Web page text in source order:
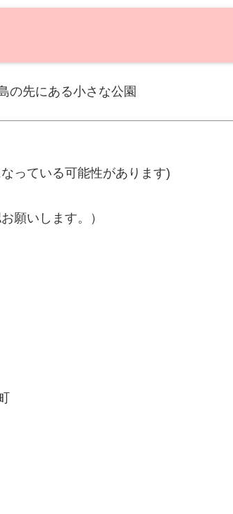
の先にある小さな公園
っている可能性があります)
願いします。）